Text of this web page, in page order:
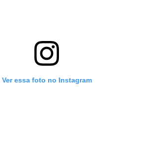
Ver essa foto no Instagram